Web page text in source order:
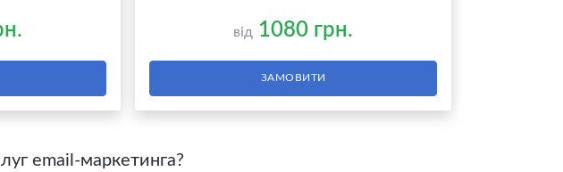
від 1080 грн.
ЗАМОВИТИ
email-маркетинга?